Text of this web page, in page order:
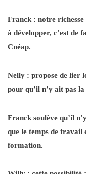
Franck : notre richesse
à développer, c’est de
Cnéap.
Nelly : propose de lier
pour qu’il n’y ait pas
Franck soulève qu’il
que le temps de
formation.